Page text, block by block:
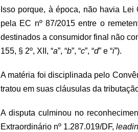
Isso porque, à época, não havia
pela EC nº 87/2015 entre o
destinados a consumidor final não
155, § 2º, XII, “a”, “b”, “c”, “d” e “i”).
A matéria foi disciplinada pelo
tratou em suas cláusulas da
A disputa culminou no
Extraordinário nº 1.287.019/DF,